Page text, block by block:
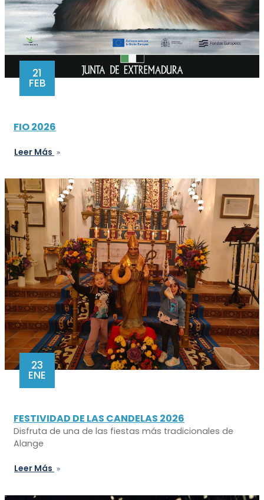
21
FEB
FIO 2026
Leer Más
23
ENE
FESTIVIDAD DE LAS CANDELAS 2026
Disfruta de una de las fiestas más tradicionales de
Alange
Leer Más